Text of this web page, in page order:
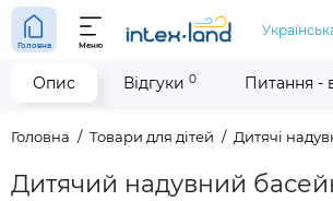
Головна Меню
Головна Товари для дітей Дитячі
Дитячий надувний
Опис Відгуки 0 Питання -